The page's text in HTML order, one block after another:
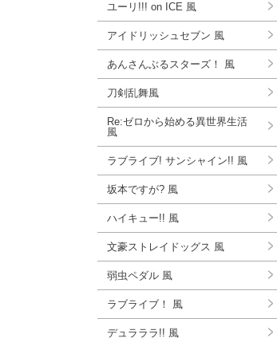
ユーリ!!! on ICE 風
アイドリッシュセブン 風
あんさんぶるスターズ！ 風
刀剣乱舞風
Re:ゼロから始める異世界生活
風
ラブライブ! サンシャイン!! 風
坂本ですが? 風
ハイキュー!! 風
文豪ストレイドッグス 風
弱虫ペダル 風
ラブライブ！ 風
デュラララ!! 風